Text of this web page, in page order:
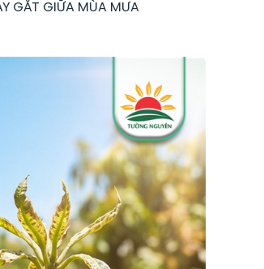
GẮT GIỮA MÙA MƯA